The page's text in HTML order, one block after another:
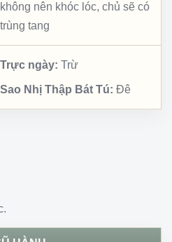
không nên khóc lóc, chủ sẽ có
trùng tang
Trực ngày: Trừ
Sao Nhị Thập Bát Tú: Đê